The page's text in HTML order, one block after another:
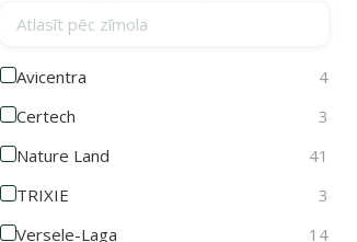
Atlasīt pēc zīmola
Avicentra
4
Certech
3
Nature Land
41
TRIXIE
3
Versele-Laga
14